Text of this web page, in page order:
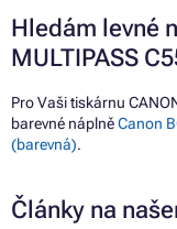
Hledám levné
MULTIPASS
Pro Vaši tiskárnu
barevné náplněCanon
(barevná).
Články na